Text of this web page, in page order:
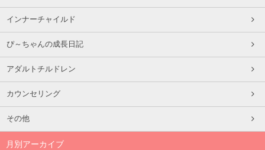
インナーチャイルド
ぴ～ちゃんの成長日記
アダルトチルドレン
カウンセリング
その他
月別アーカイブ